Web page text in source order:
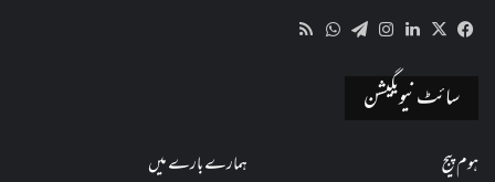
Facebook
X
LinkedIn
Instagram
Telegram
WhatsApp
سائٹ نیویگیشن
ہوم پیج
ہمارے بارے میں